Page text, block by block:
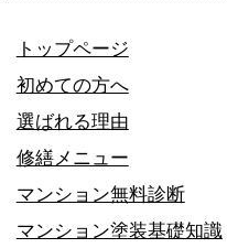
トップページ
初めての方へ
選ばれる理由
修繕メニュー
マンション無料診断
マンション塗装基礎知識